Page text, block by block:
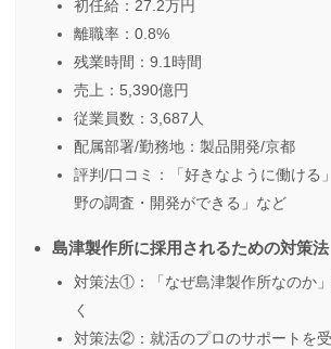
初任給：27.2万円
離職率：0.8%
残業時間：9.1時間
売上：5,390億円
従業員数：3,687人
配属部署/勤務地：製品開発/京都
評判/口コミ：「好きなように働ける
野の調査・開発ができる」など
島津製作所に採用されるための対策法
対策法①：「なぜ島津製作所なのか
く
対策法②：就活のプロのサポートを